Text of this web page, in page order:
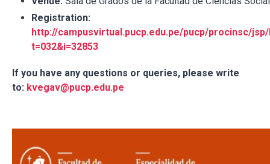
Registration:
http://campusvirtual.pucp.edu.pe/pucp/procinsc/
t=032&i=32853
If you have any questions or queries, please write
to: kvegav@pucp.edu.pe